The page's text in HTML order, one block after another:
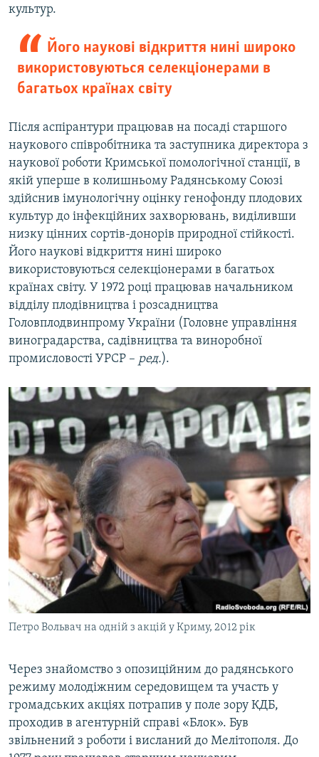
культур.
Його наукові відкриття нині широко
використовуються селекціонерами в
багатьох країнах світу
Після аспірантури працював на посаді старшого
наукового співробітника та заступника директора з
наукової роботи Кримської помологічної станції, в
якій уперше в колишньому Радянському Союзі
здійснив імунологічну оцінку генофонду плодових
культур до інфекційних захворювань, виділивши
низку цінних сортів-донорів природної стійкості.
Його наукові відкриття нині широко
використовуються селекціонерами в багатьох
країнах світу. У 1972 році працював начальником
відділу плодівництва і розсадництва
Головплодвинпрому України (Головне управління
виноградарства, садівництва та виноробної
промисловості УРСР – ред.).
Петро Вольвач на одній з акцій у Криму, 2012 рік
Через знайомство з опозиційним до радянського
режиму молодіжним середовищем та участь у
громадських акціях потрапив у поле зору КДБ,
проходив в агентурній справі «Блок». Був
звільнений з роботи і висланий до Мелітополя. До